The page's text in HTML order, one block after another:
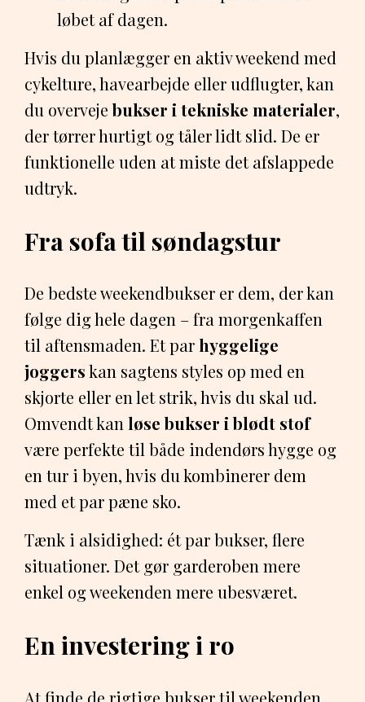
løbet af dagen.
Hvis du planlægger en aktiv weekend med
cykelture, havearbejde eller udflugter, kan
du overvejebukser i tekniske materialer,
der tørrer hurtigt og tåler lidt slid. De er
funktionelle uden at miste det afslappede
udtryk.
Fra sofa til søndagstur
De bedste weekendbukser er dem, der kan
følge dig hele dagen – fra morgenkaffen
til aftensmaden. Et parhyggelige
joggerskan sagtens styles op med en
skjorte eller en let strik, hvis du skal ud.
Omvendt kanløse bukser i blødt stof
være perfekte til både indendørs hygge og
en tur i byen, hvis du kombinerer dem
med et par pæne sko.
Tænk i alsidighed: ét par bukser, flere
situationer. Det gør garderoben mere
enkel og weekenden mere ubesværet.
En investering i ro